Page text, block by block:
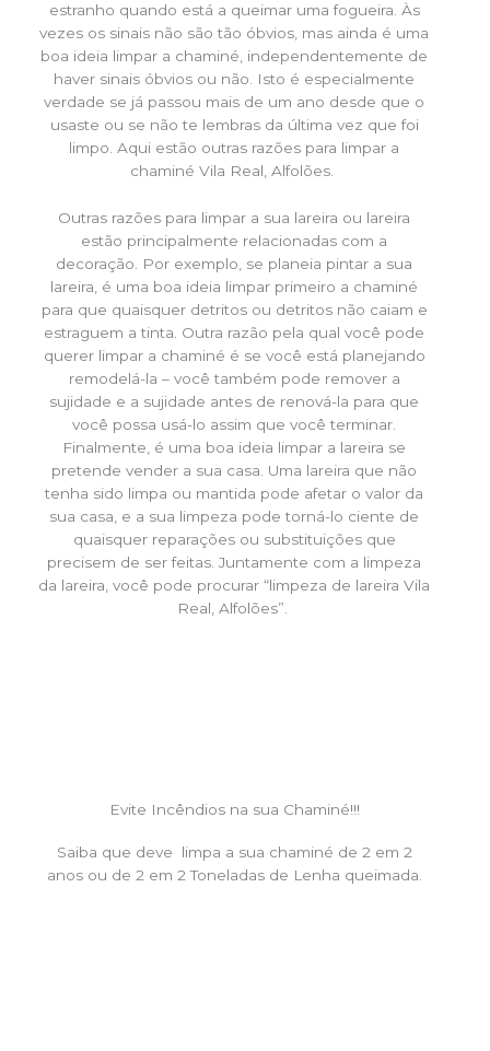
estranho quando está a queimar uma fogueira. Às
vezes os sinais não são tão óbvios, mas ainda é uma
boa ideia limpar a chaminé, independentemente de
haver sinais óbvios ou não. Isto é especialmente
verdade se já passou mais de um ano desde que o
usaste ou se não te lembras da última vez que foi
limpo. Aqui estão outras razões para limpar a
chaminé Vila Real, Alfolões.
Outras razões para limpar a sua lareira ou lareira
estão principalmente relacionadas com a
decoração. Por exemplo, se planeia pintar a sua
lareira, é uma boa ideia limpar primeiro a chaminé
para que quaisquer detritos ou detritos não caiam e
estraguem a tinta. Outra razão pela qual você pode
querer limpar a chaminé é se você está planejando
remodelá-la – você também pode remover a
sujidade e a sujidade antes de renová-la para que
você possa usá-lo assim que você terminar.
Finalmente, é uma boa ideia limpar a lareira se
pretende vender a sua casa. Uma lareira que não
tenha sido limpa ou mantida pode afetar o valor da
sua casa, e a sua limpeza pode torná-lo ciente de
quaisquer reparações ou substituições que
precisem de ser feitas. Juntamente com a limpeza
da lareira, você pode procurar “limpeza de lareira Vila
Real, Alfolões”.
Evite Incêndios na sua Chaminé!!!
Saiba que deve limpa a sua chaminé de 2 em 2
anos ou de 2 em 2 Toneladas de Lenha queimada.